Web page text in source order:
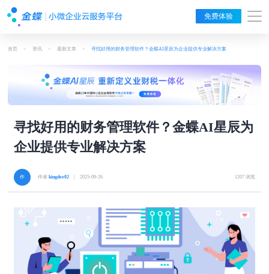
免费体验
首页 > 资讯 > 最新文章 > 寻找好用的财务管理软件？金蝶AI星辰为企业提供专业解决方案
寻找好用的财务管理软件？金蝶AI星辰为
企业提供专业解决方案
作者kingdee02 | 2025-09-26 1207 浏览